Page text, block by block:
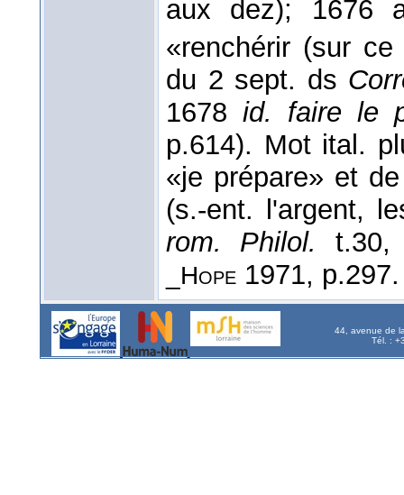
aux dez); 1676
«renchérir (sur
du 2 sept. ds
1678 id. faire le
p.614). Mot ital.
«je prépare» et
(s.-ent. l'argent,
rom. Philol.
_Hope 1971,
44, avenue de
Tél. :